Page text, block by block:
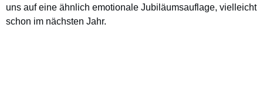
uns auf eine ähnlich emotionale Jubiläumsauflage, vielleicht
schon im nächsten Jahr.